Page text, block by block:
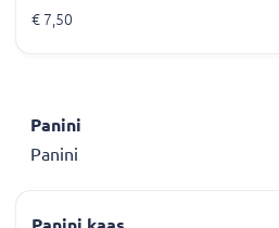
€ 7,50
Panini
Panini